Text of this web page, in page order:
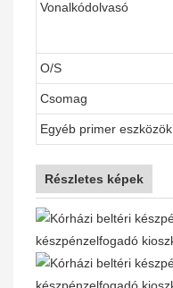
Vonalkódolvasó
O/S
Csomag
Egyéb primer eszközök
Részletes képek